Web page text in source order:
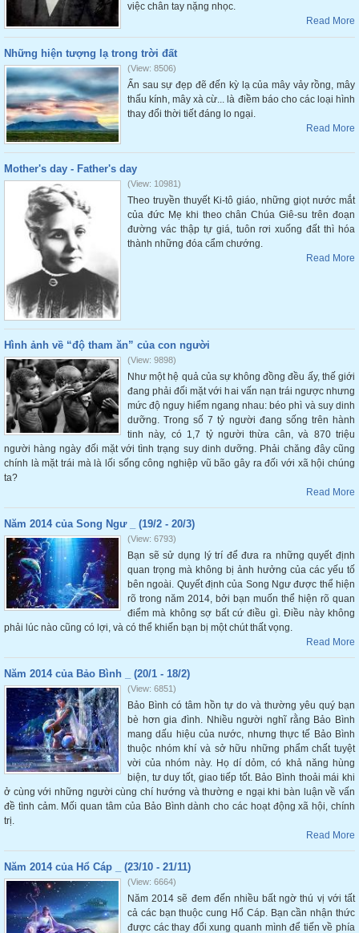
việc chân tay nặng nhọc.
Read More
Những hiện tượng lạ trong trời đất
(View: 8506)
Ẩn sau sự đẹp đẽ đến kỳ lạ của mây vảy rồng, mây
thấu kính, mây xà cừ... là điềm báo cho các loại hình
thay đổi thời tiết đáng lo ngại.
Read More
Mother's day - Father's day
(View: 10981)
Theo truyền thuyết Ki-tô giáo, những giọt nước mắt
của đức Mẹ khi theo chân Chúa Giê-su trên đoạn
đường vác thập tự giá, tuôn rơi xuống đất thì hóa
thành những đóa cẩm chướng.
Read More
Hình ảnh về “độ tham ăn” của con người
(View: 9898)
Như một hệ quả của sự không đồng đều ấy, thế giới
đang phải đối mặt với hai vấn nạn trái ngược nhưng
mức độ nguy hiểm ngang nhau: béo phì và suy dinh
dưỡng. Trong số 7 tỷ người đang sống trên hành
tinh này, có 1,7 tỷ người thừa cân, và 870 triệu
người hàng ngày đối mặt với tình trạng suy dinh dưỡng. Phải chăng đây cũng
chính là mặt trái mà là lối sống công nghiệp vũ bão gây ra đối với xã hội chúng
ta?
Read More
Năm 2014 của Song Ngư _ (19/2 - 20/3)
(View: 6793)
Bạn sẽ sử dụng lý trí để đưa ra những quyết định
quan trọng mà không bị ảnh hưởng của các yếu tố
bên ngoài. Quyết định của Song Ngư được thể hiện
rõ trong năm 2014, bởi bạn muốn thể hiện rõ quan
điểm mà không sợ bất cứ điều gì. Điều này không
phải lúc nào cũng có lợi, và có thể khiến bạn bị một chút thất vọng.
Read More
Năm 2014 của Bảo Bình _ (20/1 - 18/2)
(View: 6851)
Bảo Bình có tâm hồn tự do và thường yêu quý bạn
bè hơn gia đình. Nhiều người nghĩ rằng Bảo Bình
mang dấu hiệu của nước, nhưng thực tế Bảo Bình
thuộc nhóm khí và sở hữu những phẩm chất tuyệt
vời của nhóm này. Họ dí dỏm, có khả năng hùng
biện, tư duy tốt, giao tiếp tốt. Bảo Bình thoải mái khi
ở cùng với những người cùng chí hướng và thường e ngại khi bàn luận về vấn
đề tình cảm. Mối quan tâm của Bảo Bình dành cho các hoạt động xã hội, chính
trị.
Read More
Năm 2014 của Hổ Cáp _ (23/10 - 21/11)
(View: 6664)
Năm 2014 sẽ đem đến nhiều bất ngờ thú vị với tất
cả các bạn thuộc cung Hổ Cáp. Bạn cần nhận thức
được các thay đổi xung quanh mình để tiến về phía